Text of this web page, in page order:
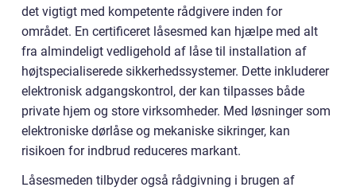
det vigtigt med kompetente rådgivere inden for
området. En certificeret låsesmed kan hjælpe med alt
fra almindeligt vedligehold af låse til installation af
højtspecialiserede sikkerhedssystemer. Dette inkluderer
elektronisk adgangskontrol, der kan tilpasses både
private hjem og store virksomheder. Med løsninger som
elektroniske dørlåse og mekaniske sikringer, kan
risikoen for indbrud reduceres markant.
Låsesmeden tilbyder også rådgivning i brugen af